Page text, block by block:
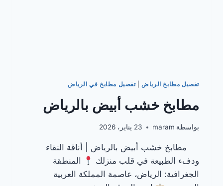
تفصيل مطابخ الرياض |تفصيل مطابخ في الرياض
مطابخ خشب أبيض بالرياض
بواسطة maram 23 يناير، 2026
مطابخ خشب أبيض بالرياض | أناقة النقاء
ودفء الطبيعة في قلب منزلك
المنطقة
الجغرافية: الرياض، عاصمة المملكة العربية